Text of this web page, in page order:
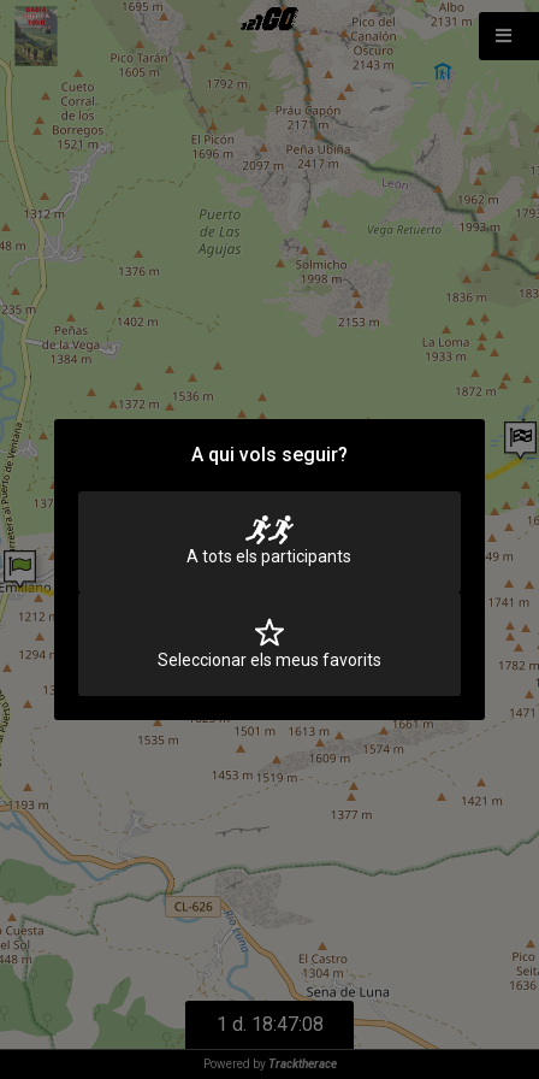
A qui vols seguir?
A tots els participants
Seleccionar els meus favorits
Powered by Tracktherace
1 d. 18:47:08